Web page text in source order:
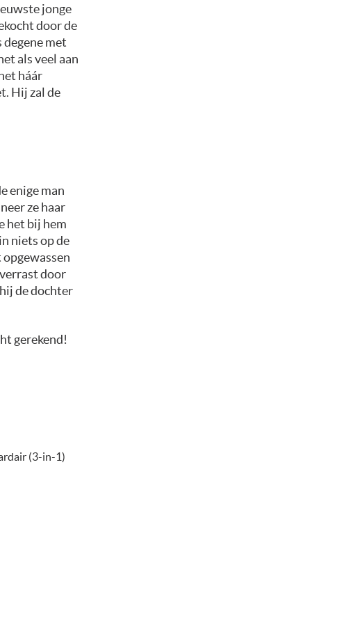
jonge
door de
met
als veel aan
háár
Hij zal de
enige man
ze haar
het bij hem
niets op de
door
de dochter
gerekend!
(3-in-1)